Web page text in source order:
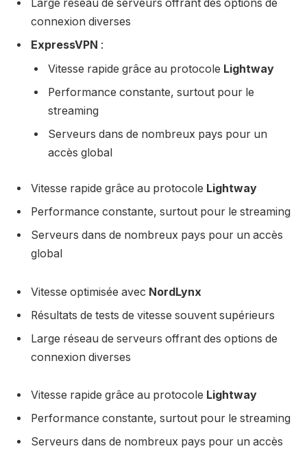
Large réseau de serveurs offrant des options de
connexion diverses
ExpressVPN :
Vitesse rapide grâce au protocole Lightway
Performance constante, surtout pour le
streaming
Serveurs dans de nombreux pays pour un
accès global
Vitesse rapide grâce au protocole Lightway
Performance constante, surtout pour le streaming
Serveurs dans de nombreux pays pour un accès
global
Vitesse optimisée avec NordLynx
Résultats de tests de vitesse souvent supérieurs
Large réseau de serveurs offrant des options de
connexion diverses
Vitesse rapide grâce au protocole Lightway
Performance constante, surtout pour le streaming
Serveurs dans de nombreux pays pour un accès